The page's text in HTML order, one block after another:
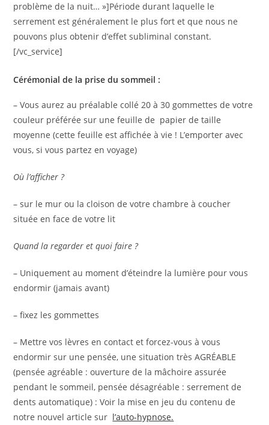
problème de la nuit… »]Période durant laquelle le
serrement est généralement le plus fort et que nous ne
pouvons plus obtenir d’effet subliminal constant.
[/vc_service]
Cérémonial de la prise du sommeil :
– Vous aurez au préalable collé 20 à 30 gommettes de votre
couleur préférée sur une feuille de papier de taille
moyenne (cette feuille est affichée à vie ! L’emporter avec
vous, si vous partez en voyage)
Où l’afficher ?
– sur le mur ou la cloison de votre chambre à coucher
située en face de votre lit
Quand la regarder et quoi faire ?
– Uniquement au moment d’éteindre la lumière pour vous
endormir (jamais avant)
– fixez les gommettes
– Mettre vos lèvres en contact et forcez-vous à vous
endormir sur une pensée, une situation très AGRÉABLE
(pensée agréable : ouverture de la mâchoire assurée
pendant le sommeil, pensée désagréable : serrement de
dents automatique) : Voir la mise en jeu du contenu de
notre nouvel article sur l’auto-hypnose.